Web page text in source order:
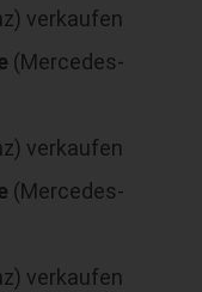
verkaufen
(Mercedes-
verkaufen
(Mercedes-
verkaufen